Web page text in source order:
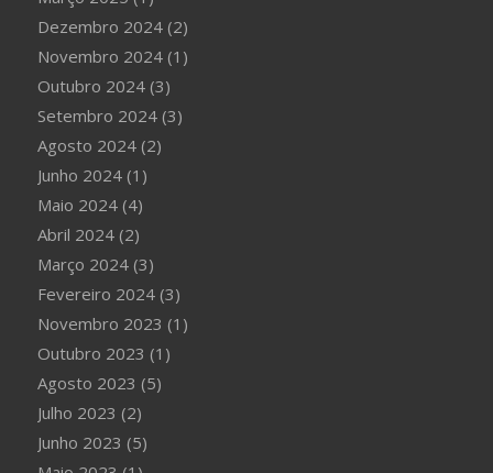
Dezembro 2024(2)
Novembro 2024(1)
Outubro 2024(3)
Setembro 2024(3)
Agosto 2024(2)
Junho 2024(1)
Maio 2024(4)
Abril 2024(2)
Março 2024(3)
Fevereiro 2024(3)
Novembro 2023 (1)
Outubro 2023 (1)
Agosto 2023 (5)
Julho 2023 (2)
Junho 2023 (5)